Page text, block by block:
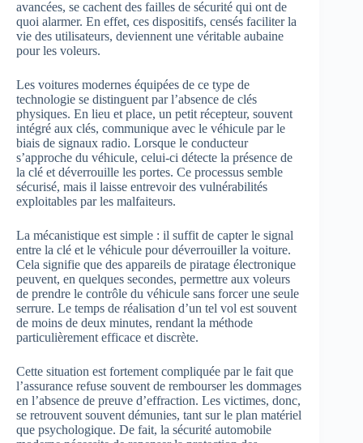
avancées, se cachent des failles de sécurité qui ont de
quoi alarmer. En effet, ces dispositifs, censés faciliter la
vie des utilisateurs, deviennent une véritable aubaine
pour les voleurs.
Les voitures modernes équipées de ce type de
technologie se distinguent par l’absence de clés
physiques. En lieu et place, un petit récepteur, souvent
intégré aux clés, communique avec le véhicule par le
biais de signaux radio. Lorsque le conducteur
s’approche du véhicule, celui-ci détecte la présence de
la clé et déverrouille les portes. Ce processus semble
sécurisé, mais il laisse entrevoir des vulnérabilités
exploitables par les malfaiteurs.
La mécanistique est simple : il suffit de capter le signal
entre la clé et le véhicule pour déverrouiller la voiture.
Cela signifie que des appareils de piratage électronique
peuvent, en quelques secondes, permettre aux voleurs
de prendre le contrôle du véhicule sans forcer une seule
serrure. Le temps de réalisation d’un tel vol est souvent
de moins de deux minutes, rendant la méthode
particulièrement efficace et discrète.
Cette situation est fortement compliquée par le fait que
l’assurance refuse souvent de rembourser les dommages
en l’absence de preuve d’effraction. Les victimes, donc,
se retrouvent souvent démunies, tant sur le plan matériel
que psychologique. De fait, la sécurité automobile